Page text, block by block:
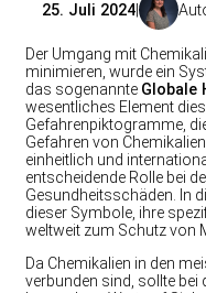
25. Juli 2024
Der Umgang mit
minimieren, wurde ein
das sogenannte Globale
wesentliches Element
Gefahrenpiktogramme,
Gefahren von
einheitlich und
entscheidende Rolle bei
Gesundheitsschäden. In
dieser Symbole, ihre
weltweit zum Schutz von
Da Chemikalien in den
verbunden sind, sollte bei